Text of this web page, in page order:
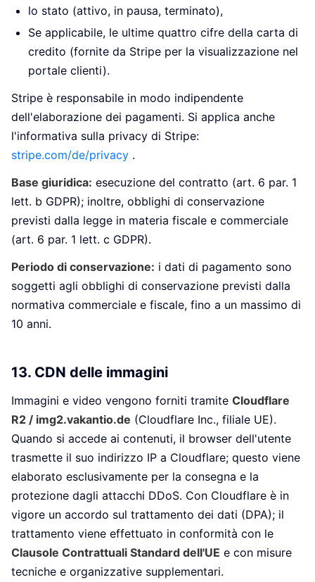
lo stato (attivo, in pausa, terminato),
Se applicabile, le ultime quattro cifre della carta di
credito (fornite da Stripe per la visualizzazione nel
portale clienti).
Stripe è responsabile in modo indipendente
dell'elaborazione dei pagamenti. Si applica anche
l'informativa sulla privacy di Stripe:
stripe.com/de/privacy .
Base giuridica: esecuzione del contratto (art. 6 par. 1
lett. b GDPR); inoltre, obblighi di conservazione
previsti dalla legge in materia fiscale e commerciale
(art. 6 par. 1 lett. c GDPR).
Periodo di conservazione: i dati di pagamento sono
soggetti agli obblighi di conservazione previsti dalla
normativa commerciale e fiscale, fino a un massimo di
10 anni.
13. CDN delle immagini
Immagini e video vengono forniti tramite Cloudflare
R2 / img2.vakantio.de (Cloudflare Inc., filiale UE).
Quando si accede ai contenuti, il browser dell'utente
trasmette il suo indirizzo IP a Cloudflare; questo viene
elaborato esclusivamente per la consegna e la
protezione dagli attacchi DDoS. Con Cloudflare è in
vigore un accordo sul trattamento dei dati (DPA); il
trattamento viene effettuato in conformità con le
Clausole Contrattuali Standard dell'UE e con misure
tecniche e organizzative supplementari.